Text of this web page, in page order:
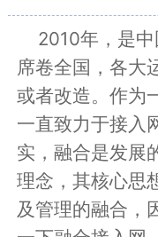
2010年，是
席卷全国，各大
或者改造。作为
一直致力于接入
实，融合是发展
理念，其核心思
及管理的融合，